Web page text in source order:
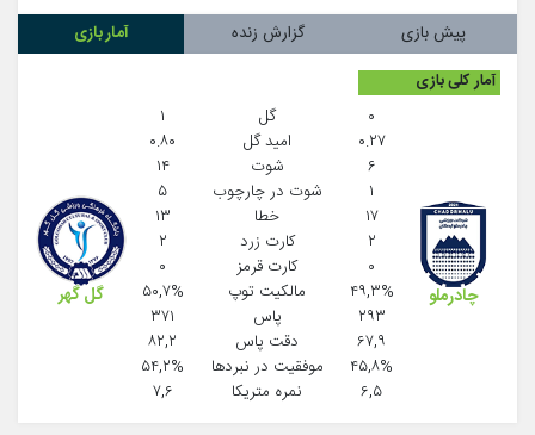
پیش بازی گزارش زنده آمار بازی
آمار کلی بازی
چادرملو
۰
۰.۲۷
۶
۱
۱۷
۲
۰
۴۹,۳%
۲۹۳
۶۷,۹
۴۵,۸%
۶,۵
گل
امید گل
شوت
شوت در چارچوب
خطا
کارت زرد
کارت قرمز
مالکیت توپ
پاس
دقت پاس
موفقيت در نبردها
نمره متریکا
۱
۰.۸۰
۱۴
۵
۱۳
۲
۰
۵۰,۷%
۳۷۱
۸۲,۲
۵۴,۲%
۷,۶
گل گهر